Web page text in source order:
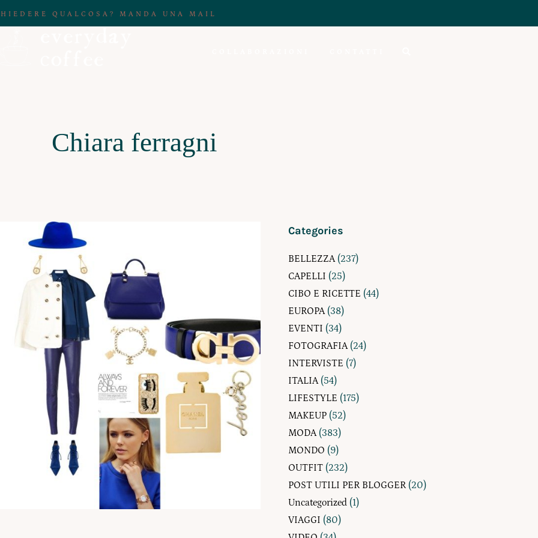
QUALCOSA? MANDA UNA MAIL
Chiara ferragni
Categories
BELLEZZA(237)
CAPELLI (25)
CIBO E RICETTE (44)
EUROPA(38)
EVENTI (34)
FOTOGRAFIA(24)
INTERVISTE (7)
ITALIA(54)
LIFESTYLE (175)
MAKEUP (52)
MODA(383)
MONDO (9)
OUTFIT (232)
POST UTILI PER BLOGGER (20)
Uncategorized (1)
VIAGGI (80)